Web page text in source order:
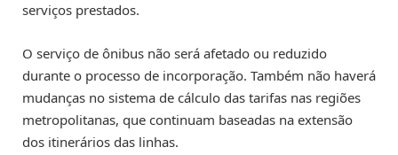
serviços prestados.
O serviço de ônibus não será afetado ou reduzido
durante o processo de incorporação. Também não haverá
mudanças no sistema de cálculo das tarifas nas regiões
metropolitanas, que continuam baseadas na extensão
dos itinerários das linhas.